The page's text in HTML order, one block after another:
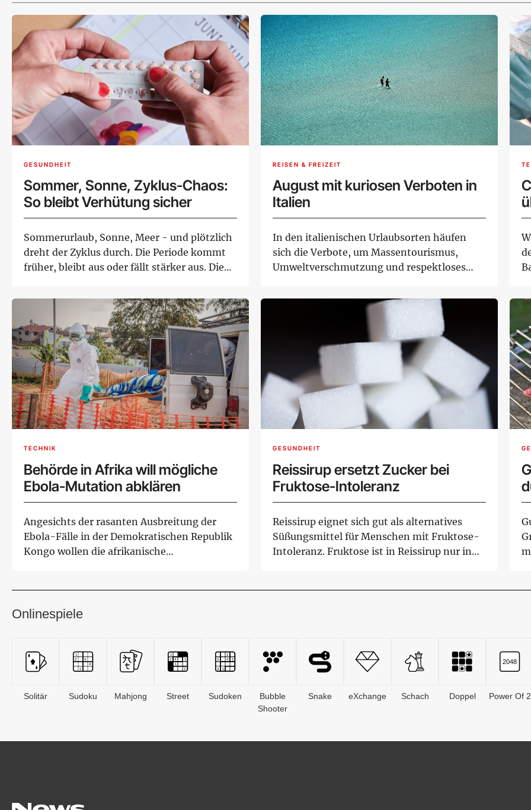
GESUNDHEIT
Sommer, Sonne, Zyklus-Chaos:
So bleibt Verhütung sicher
Sommerurlaub, Sonne, Meer - und plötzlich
dreht der Zyklus durch. Die Periode kommt
früher, bleibt aus oder fällt stärker aus. Die...
REISEN & FREIZEIT
August mit kuriosen Verboten in
Italien
In den italienischen Urlaubsorten häufen
sich die Verbote, um Massentourismus,
Umweltverschmutzung und respektloses
TECHNIK
Behörde in Afrika will mögliche
Ebola-Mutation abklären
Angesichts der rasanten Ausbreitung der
Ebola-Fälle in der Demokratischen Republik
Kongo wollen die afrikanische
GESUNDHEIT
Reissirup ersetzt Zucker bei
Fruktose-Intoleranz
Reissirup eignet sich gut als alternatives
Süßungsmittel für Menschen mit Fruktose-
Intoleranz. Fruktose ist in Reissirup nur in
Onlinespiele
Solitär Sudoku Mahjong Street Sudoken
Bubble
Shooter
Snake eXchange Schach Doppel Power Of 2